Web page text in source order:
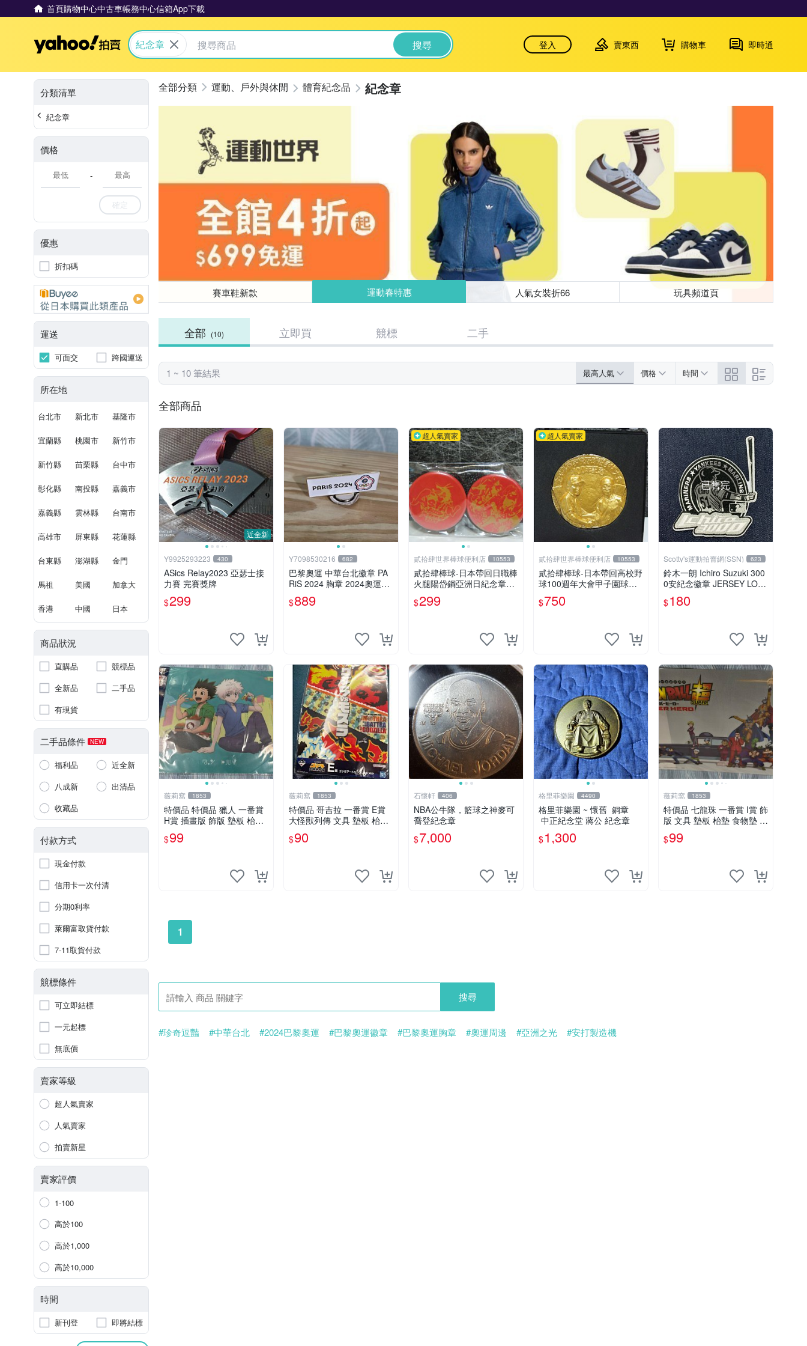
首頁購物中心中古車帳務中心信箱App下載
Yahoo拍賣
紀念章 搜尋 登入 賣東西 購物車 即時通
分類清單
紀念章
價格
-
確定
優惠
折扣碼
運送
可面交 跨國運送
所在地
台北市 新北市 基隆市
宜蘭縣 桃園市 新竹市
新竹縣 苗栗縣 台中市
彰化縣 南投縣 嘉義市
嘉義縣 雲林縣 台南市
高雄市 屏東縣 花蓮縣
台東縣 澎湖縣 金門
馬祖 美國 加拿大
香港 中國 日本
商品狀況
直購品
競標品
全新品
二手品
有現貨
二手品條件 NEW
福利品
近全新
八成新
出清品
收藏品
付款方式
現金付款
信用卡一次付清
分期0利率
萊爾富取貨付款
7-11取貨付款
競標條件
可立即結標
一元起標
無底價
賣家等級
超人氣賣家
人氣賣家
拍賣新星
賣家評價
1-100
高於100
高於1,000
高於10,000
時間
新刊登 即將結標
運動、戶外與休閒 體育紀念品 紀念章
賽車鞋新款 運動春特惠 人氣女裝折66 玩具頻道頁
全部 (10) 立即買 競標 二手
1 ~ 10 筆結果 最高人氣 價格 時間
全部商品
近全新
Y9925293223 430
ASics Relay2023 亞瑟士接
力賽 完賽獎牌
$299
Y7098530216 682
巴黎奧運 中華台北徽章 PA
RiS 2024 胸章 2024奧運週
邊 TEAM TPE 聖誕禮物 交
換禮物 耶誕禮物
$889
超人氣賣家
貳拾肆世界棒球便利店 10553
貳拾肆棒球-日本帶回日職棒
火腿陽岱鋼亞洲日紀念章兩
個一組
$299
超人氣賣家
貳拾肆世界棒球便利店 10553
貳拾肆棒球-日本帶回高校野
球100週年大會甲子園球場
紀念幣
$750
已售完
Scotty's運動拍賣網(SSN) 623
鈴木一朗 Ichiro Suzuki 300
0安紀念徽章 JERSEY LOG
$180
薇莉窩 1853
特價品 特價品 獵人 一番賞
H賞 插畫版 飾版 墊板 枱墊
食物墊 塑膠彩畫 送禮 收藏
可面交
$99
薇莉窩 1853
特價品 哥吉拉 一番賞 E賞
大怪獸列傳 文具 墊板 枱墊
塑膠彩畫 送禮 收藏 可面交
$90
石懷軒 406
NBA公牛隊，籃球之神麥可
喬登紀念章
$7,000
格里菲樂園 4490
格里菲樂園 ~ 懷舊 銅章
中正紀念堂 蔣公 紀念章
$1,300
薇莉窩 1853
特價品 七龍珠 一番賞 I賞 飾
版 文具 墊板 枱墊 食物墊 塑
膠彩畫 送禮 收藏 可面交
$99
1
搜尋
#珍奇逗豔 #中華台北 #2024巴黎奧運 #巴黎奧運徽章 #巴黎奧運胸章 #奧運周邊 #亞洲之光
#安打製造機